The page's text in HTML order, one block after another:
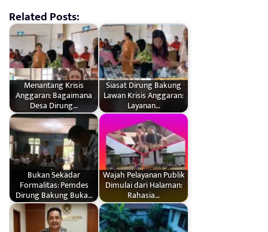
Related Posts:
Menantang Krisis
Anggaran: Bagaimana
Desa Dirung…
Siasat Dirung Bakung
Lawan Krisis Anggaran:
Layanan…
Bukan Sekadar
Formalitas: Pemdes
Dirung Bakung Buka…
Wajah Pelayanan Publik
Dimulai dari Halaman:
Rahasia…